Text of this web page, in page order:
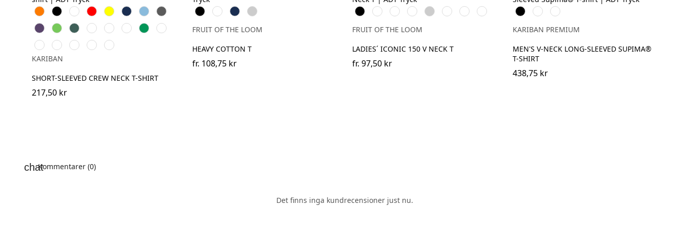
Orange
Svart Vit Röd Gul Navy Sky
Blue
Dark
Grey
PurpleLime
Forest
Green
Ash
grey
ChocolateFuchsia
Kelly
Green
Dark
Khaki
Oxford
Grey
Light
Royal
Blue
Wine Light
Sand
Tropical
Blue
KARIBAN
SHORT-SLEEVED CREW NECK T-SHIRT
217,50 kr
BlackWhiteNavy Heather
Grey
FRUIT OF THE LOOM
HEAVY COTTON T
fr. 108,75 kr
BlackWhiteRed FuchsiaHeather
Grey
Deep
Navy
Powder
Rose
Soft
Lavender
FRUIT OF THE LOOM
LADIES´ ICONIC 150 V NECK T
fr. 97,50 kr
Svart Vit
Deep
Navy
KARIBAN PREMIUM
MEN'S V-NECK LONG-SLEEVED SUPIMA®
T-SHIRT
438,75 kr
Kommentarer (0)
Det finns inga kundrecensioner just nu.